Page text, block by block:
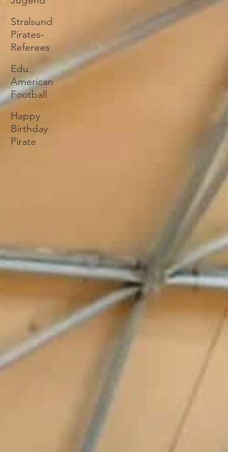
Stralsund
Pirates-
Referees
Edu.
American
Football
Happy
Birthday
Pirate